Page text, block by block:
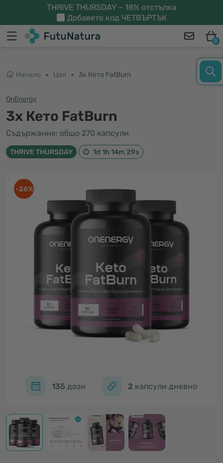
THRIVE THURSDAY – 18% отстъпка
Добавете код ЧЕТВЪРТЪК
0
Начало Цел 3x Кето FatBurn
OnEnergy
3x Кето FatBurn
Съдържание: общо 270 капсули
THRIVE THURSDAY 1d 1h 14m 29s
-26%
135 дози 2 капсули дневно